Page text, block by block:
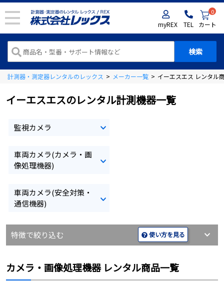
myREX TEL
0
カート
計測器・測定器レンタルのレックス > メーカー一覧 > イーエスエス レンタル
イーエスエスのレンタル計測機器一覧
監視カメラ
車両カメラ(カメラ・画
像処理機器)
車両カメラ(安全対策・
通信機器)
使い方を見る
特徴で絞り込む
カメラ・画像処理機器 レンタル商品一覧